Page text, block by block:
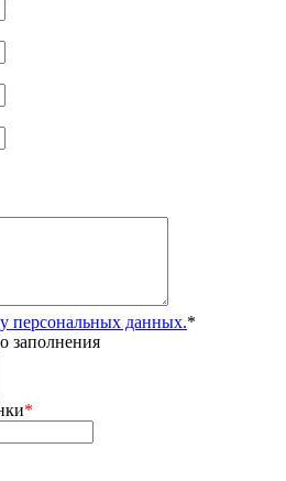
персональных данных.*
заполнения
*